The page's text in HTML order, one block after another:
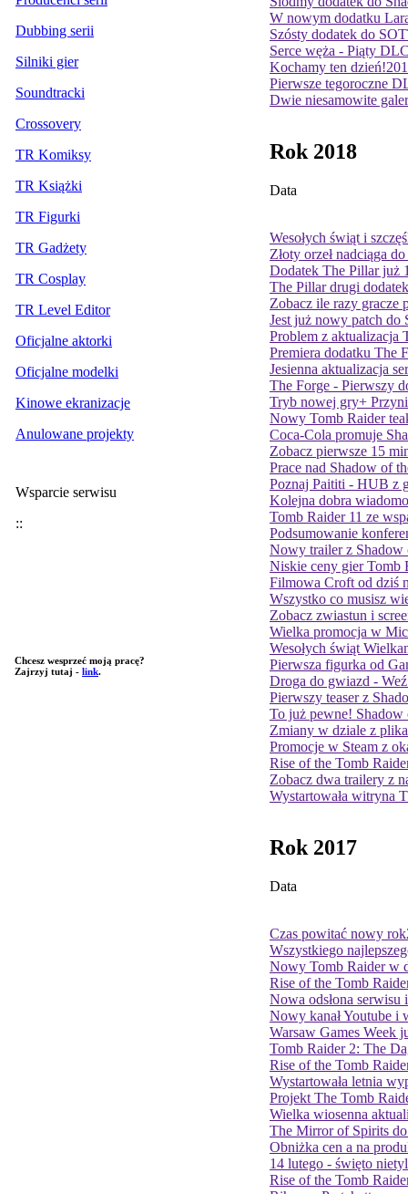
Dubbing serii
Silniki gier
Soundtracki
Crossovery
TR Komiksy
TR Książki
TR Figurki
TR Gadżety
TR Cosplay
TR Level Editor
Oficjalne aktorki
Oficjalne modelki
Kinowe ekranizacje
Anulowane projekty
Wsparcie serwisu
::
Chcesz wesprzeć moją pracę?
Zajrzyj tutaj - link.
W nowym dodatku
Szósty dodatek do
Serce węża - Piąty
Kochamy ten dzień!
Pierwsze tegoroczne
Dwie niesamowite
Rok 2018
Data
Wesołych świąt i
Złoty orzeł nadciąga
Dodatek The Pillar już
The Pillar drugi
Zobacz ile razy gracze
Jest już nowy patch do
Problem z aktualizacja
Premiera dodatku The
Jesienna aktualizacja
The Forge - Pierwszy
Tryb nowej gry+
Nowy Tomb Raider
Coca-Cola promuje
Zobacz pierwsze 15
Prace nad Shadow of
Poznaj Paititi - HUB z
Kolejna dobra
Tomb Raider 11 ze
Podsumowanie
Nowy trailer z Shadow
Niskie ceny gier Tomb
Filmowa Croft od dziś
Wszystko co musisz
Zobacz zwiastun i
Wielka promocja w
Wesołych świąt
Pierwsza figurka od
Droga do gwiazd -
Pierwszy teaser z
To już pewne!
Zmiany w dziale z
Promocje w Steam z
Rise of the Tomb
Zobacz dwa trailery z
Wystartowała witryna
Rok 2017
Data
Czas powitać nowy rok
Wszystkiego
Nowy Tomb Raider w
Rise of the Tomb
Nowa odsłona serwisu
Nowy kanał Youtube i
Warsaw Games Week
Tomb Raider 2: The
Rise of the Tomb
Wystartowała letnia
Projekt The Tomb
Wielka wiosenna
The Mirror of Spirits
Obniżka cen a na
14 lutego - święto
Rise of the Tomb